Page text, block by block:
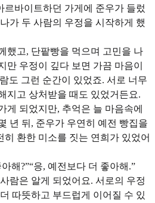
르바이트하던 가게에 준우가 들렀
가 두 사람의 우정을 시작하게 했
했고, 단팥빵을 먹으며 고민을 나
만 우정이 깊다 보면 가끔 마음이
도 그런 순간이 있었죠. 서로 너무
지고 상처받을 때도 있었거든요.
게 되었지만, 추억은 늘 마음속에
년 뒤, 준우가 우연히 예전 빵집을
환한 미소를 짓는 연희가 있었어
해?”“응, 예전보다 더 좋아해.”
람은 알게 되었어요. 서로의 우정
따뜻하고 부드럽게 이어질 수 있